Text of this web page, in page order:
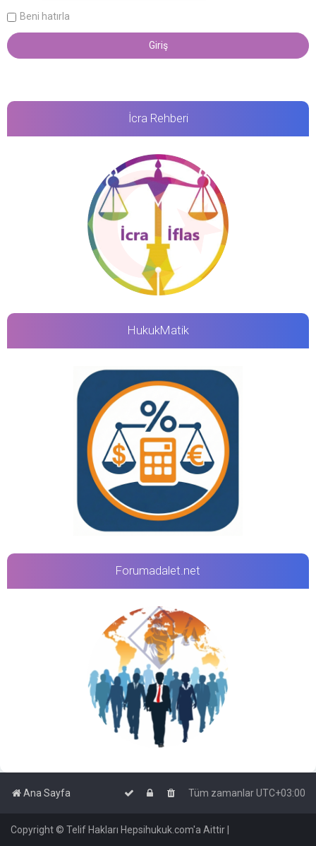
Beni hatırla
İcra Rehberi
HukukMatik
Forumadalet.net
Ana Sayfa Tüm zamanlarUTC+03:00
Copyright © Telif Hakları Hepsihukuk.com'a Aittir |